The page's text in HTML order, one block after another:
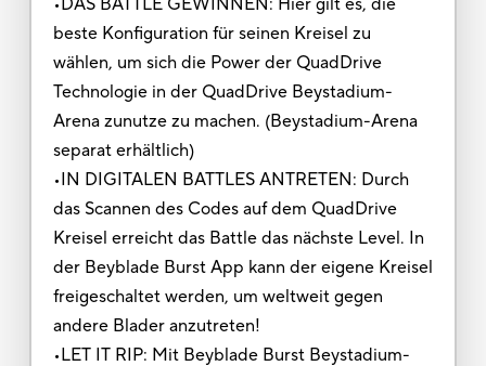
beste Konfiguration für seinen Kreisel zu
wählen, um sich die Power der QuadDrive
Technologie in der QuadDrive Beystadium-
Arena zunutze zu machen. (Beystadium-Arena
separat erhältlich)
•IN DIGITALEN BATTLES ANTRETEN: Durch
das Scannen des Codes auf dem QuadDrive
Kreisel erreicht das Battle das nächste Level. In
der Beyblade Burst App kann der eigene Kreisel
freigeschaltet werden, um weltweit gegen
andere Blader anzutreten!
•LET IT RIP: Mit Beyblade Burst Beystadium-